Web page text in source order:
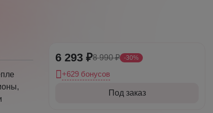
6 293 ₽8 990 ₽ -30%
+629 бонусов
Под заказ